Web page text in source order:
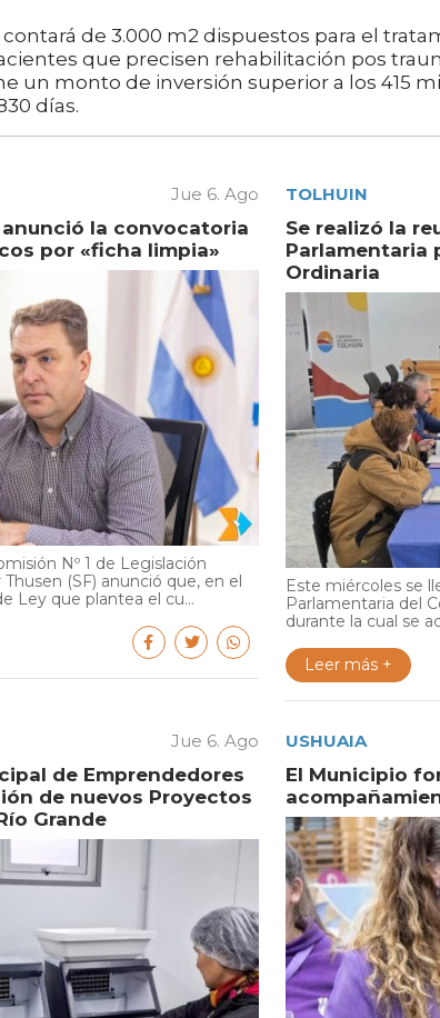
contará de 3.000 m2 dispuestos para el
que precisen rehabilitación pos
un monto de inversión superior a los 415
días.
Jue 6. Ago
la convocatoria
por «ficha limpia»
Nº 1 de Legislación
(SF) anunció que, en el
Ley que plantea el cu...
TOLHUIN
Se realizó la
Parlamentaria
Ordinaria
Este miércoles se
Parlamentaria del
durante la cual se
Leer más +
Jue 6. Ago
de Emprendedores
de nuevos Proyectos
Grande
USHUAIA
El Municipio